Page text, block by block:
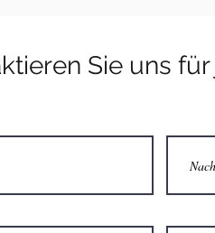
Sie möchten.
die interessantesten
essen, zu trinken oder
zu informieren
Sie uns für